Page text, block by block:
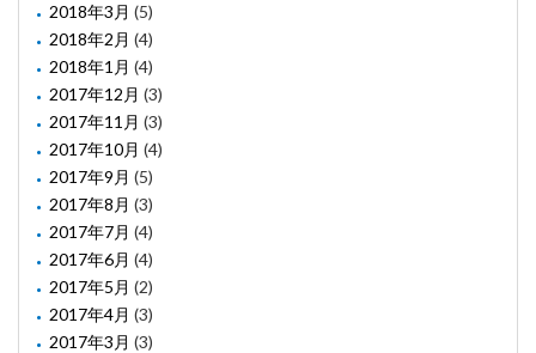
2018年3月 (5)
2018年2月 (4)
2018年1月 (4)
2017年12月 (3)
2017年11月 (3)
2017年10月 (4)
2017年9月 (5)
2017年8月 (3)
2017年7月 (4)
2017年6月 (4)
2017年5月 (2)
2017年4月 (3)
2017年3月 (3)